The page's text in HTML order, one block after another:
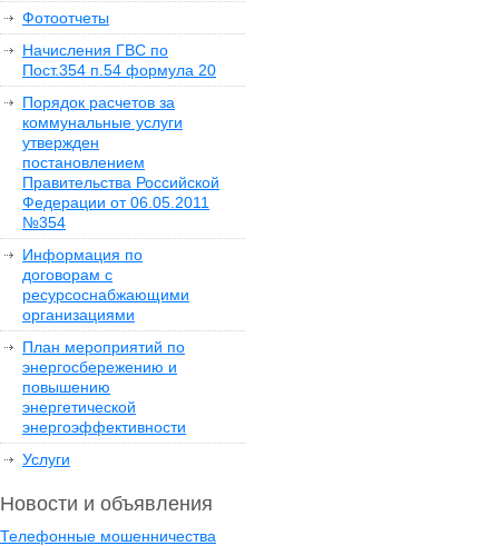
Фотоотчеты
Начисления ГВС по
Пост.354 п.54 формула 20
Порядок расчетов за
коммунальные услуги
утвержден
постановлением
Правительства Российской
Федерации от 06.05.2011
№354
Информация по
договорам с
ресурсоснабжающими
организациями
План мероприятий по
энергосбережению и
повышению
энергетической
энергоэффективности
Услуги
Новости и объявления
Телефонные мошенничества